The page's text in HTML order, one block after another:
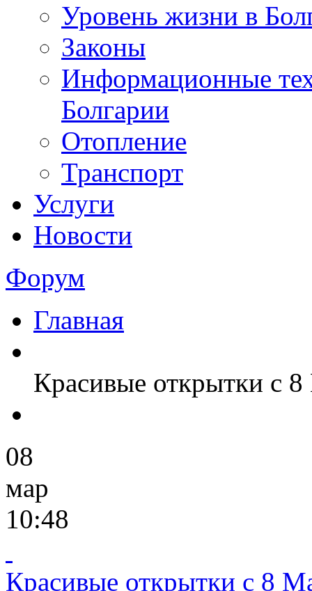
Уровень жизни в
Законы
Информационные
Болгарии
Отопление
Транспорт
Услуги
Новости
Форум
Главная
Красивые открытки с 8
08
мар
10:48
Красивые открытки с 8